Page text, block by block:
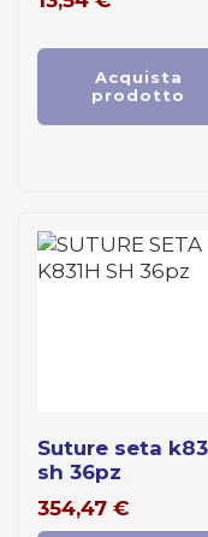
Acquista
prodotto
suture seta k831h
sh 36pz
354,47 €